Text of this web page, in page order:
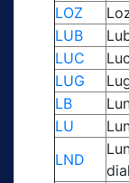
LOZ
LUB
LUC
LUG
LB
LU
LND